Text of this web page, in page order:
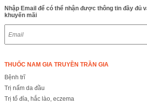
Nhập Email để có thể nhận được thông tin đầy đủ
khuyến mãi
THUỐC NAM GIA TRUYỀN TRẦN GIA
Bệnh trĩ
Trị nấm da đầu
Trị tổ đỉa, hắc lào, eczema